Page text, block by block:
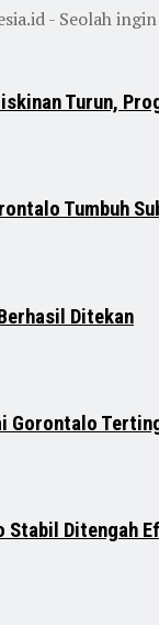
- Seolah
Turun,
Tumbuh
Ditekan
Gorontalo
Stabil Ditengah